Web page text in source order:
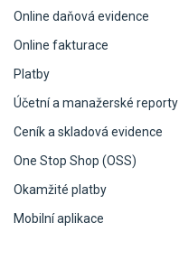
Online daňová evidence
Online fakturace
Platby
Účetní a manažerské reporty
Ceník a skladová evidence
One Stop Shop (OSS)
Okamžité platby
Mobilní aplikace